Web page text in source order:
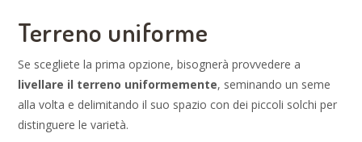
Terreno uniforme
Se scegliete la prima opzione, bisognerà provvedere a
livellare il terreno uniformemente, seminando un seme
alla volta e delimitando il suo spazio con dei piccoli solchi per
distinguere le varietà.